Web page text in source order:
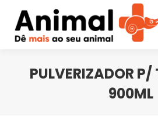
PULVERIZADOR P/
900ML